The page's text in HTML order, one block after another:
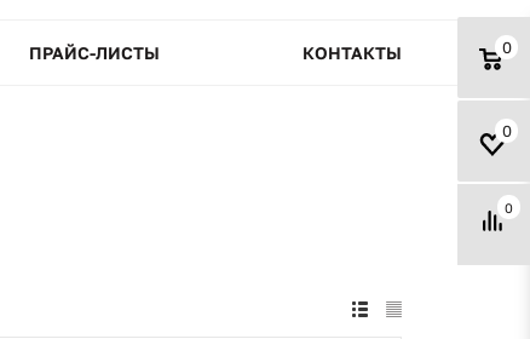
0
0
0
ПРАЙС-ЛИСТЫ КОНТАКТЫ